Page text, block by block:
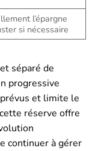
l’épargne
si nécessaire
séparé de
progressive
et limite le
réserve offre
continuer à gérer